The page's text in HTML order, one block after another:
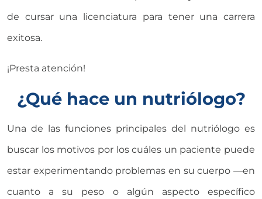
de cursar una licenciatura para tener una carrera
exitosa.
¡Presta atención!
¿Qué hace un nutriólogo?
Una de las funciones principales del nutriólogo es
buscar los motivos por los cuáles un paciente puede
estar experimentando problemas en su cuerpo —en
cuanto a su peso o algún aspecto específico